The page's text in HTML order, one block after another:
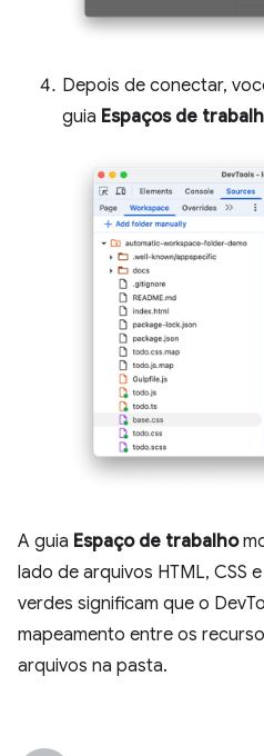
Depois de conectar,
guia Espaços de
A guia Espaço de trabalho
lado de arquivos HTML, CSS
verdes significam que o
mapeamento entre os
arquivos na pasta.